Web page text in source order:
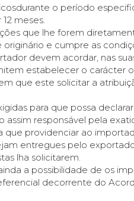
o período
meses.
que lhe forem
e cumpre as
devem acordar, nas
estabelecer o carácter
que este solicitar a
para que possa
assim responsável pela
providenciar ao
entregues pelo
lha solicitarem.
a possibilidade de os
decorrente do